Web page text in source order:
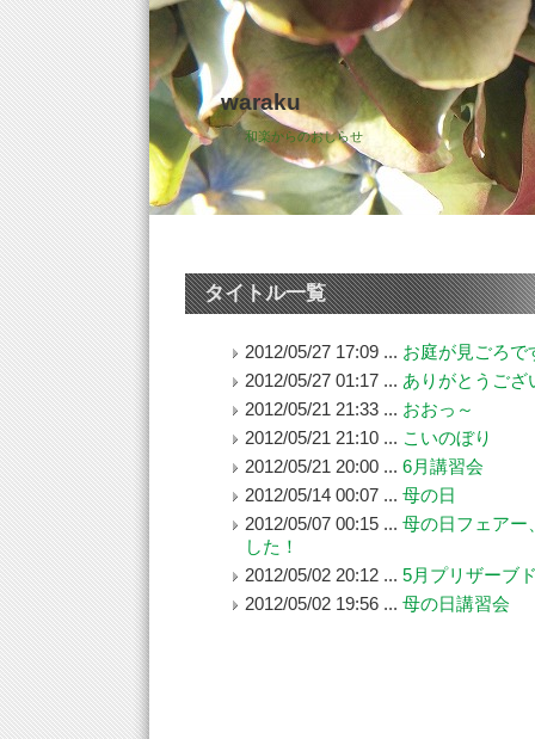
waraku
和楽からのおしらせ
タイトル一覧
2012/05/27 17:09 ... お庭が見ごろで
2012/05/27 01:17 ... ありがとうござ
2012/05/21 21:33 ... おおっ～
2012/05/21 21:10 ... こいのぼり
2012/05/21 20:00 ... 6月講習会
2012/05/14 00:07 ... 母の日
2012/05/07 00:15 ... 母の日フェアー
した！
2012/05/02 20:12 ... 5月プリザーブ
2012/05/02 19:56 ... 母の日講習会